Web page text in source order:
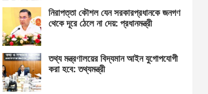
নিরাপত্তা কৌশল যেন সরকারপ্রধানকে জনগণ
থেকে দূরে ঠেলে না দেয়: প্রধানমন্ত্রী
তথ্য মন্ত্রণালয়ের বিদ্যমান আইন যুগোপযোগী
করা হবে: তথ্যমন্ত্রী